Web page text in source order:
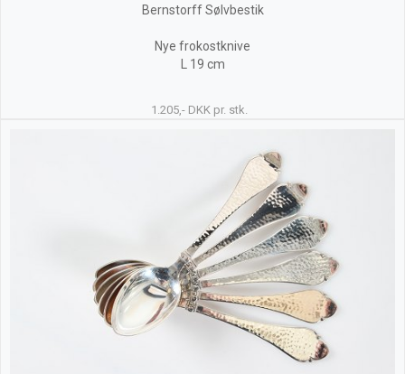
Bernstorff Sølvbestik
Nye frokostknive
L 19 cm
1.205,- DKK pr. stk.